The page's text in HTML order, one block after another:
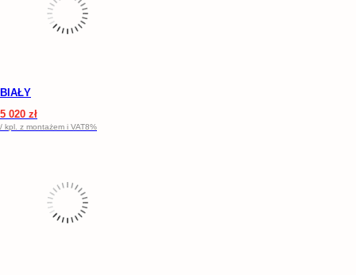
BIAŁY
5 020 zł
/ kpl. z montażem i VAT8%